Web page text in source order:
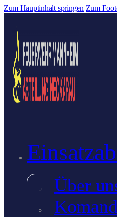
Zum Hauptinhalt springen Zum
Über